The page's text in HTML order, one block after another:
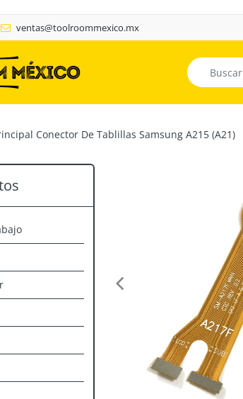
ventas@toolroommexico.mx
Conector De Tablillas Samsung A215 (A21)